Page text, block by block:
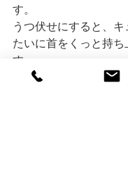
す。
うつ伏せにすると、
たいに首をくっと持ち
す。
100円で購入したキュ